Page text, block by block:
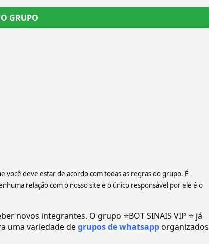
GRUPO
você deve estar de acordo com todas as regras do grupo. É
relação com o nosso site e o único responsável por ele é o
novos integrantes. O grupo ⭐BOT SINAIS VIP ⭐ já
uma variedade degrupos de whatsapporganizados